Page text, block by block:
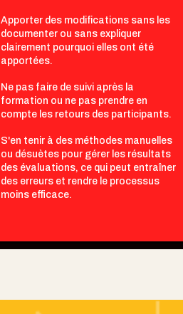
Apporter des modifications sans les
documenter ou sans expliquer
clairement pourquoi elles ont été
apportées.
Ne pas faire de suivi après la
formation ou ne pas prendre en
compte les retours des participants.
S'en tenir à des méthodes manuelles
ou désuètes pour gérer les résultats
des évaluations, ce qui peut entraîner
des erreurs et rendre le processus
moins efficace.